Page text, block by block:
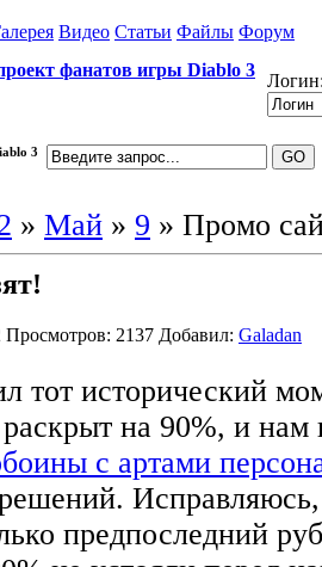
Видео Статьи Файлы Форум
фанатов игры Diablo 3
3
» Май » 9 » Промо
Просмотров: 2137 Добавил: Galadan
тот исторический
раскрыт на 90%, и нам
с артами
предпоследний